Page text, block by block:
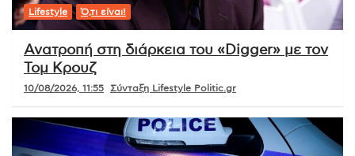
Lifestyle Ό,τι είναι!
Ανατροπή στη διάρκεια του «Digger» με τον
Τομ Κρουζ
10/08/2026, 11:55 Σύνταξη Lifestyle Politic.gr